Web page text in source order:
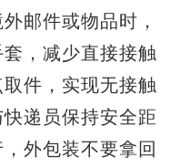
邮件或物品时，
，减少直接接触
件，实现无接触
递员保持安全距
外包装不要拿回